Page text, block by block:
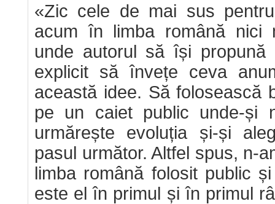
«Zic cele de mai sus
acum în limba română nici
unde autorul să își
explicit să învețe ceva
această idee. Să folosească
pe un caiet public unde-și
urmărește evoluția și-și
pasul următor. Altfel spus, n-
limba română folosit public
este el în primul și în primul